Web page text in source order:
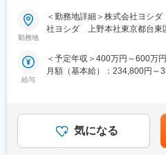
・PL（Pathology Lab）：病理
・NPC（Near Patient Care）
データ可視化、ダッシュボー
で活躍いただくことを期待して
バー2名の体制です。少数精鋭
と日常的に接点を持ちながら
またまたFinance & Supply
ど社員想いの制度多数で、離
医院という空間ごと変えてい
部門を設立し、図面作成をはじ
・クライアントとの打合せ
・レイアウト図面作成
・イメージＣＧ作成提案
勤務地
＜勤務地詳細＞株式会社ヨシ
社ヨシダ 上野本社東京都台東
範囲：会社の定める事業所
給与
＜予定年収＞400万円～600万
月額（基本給）：234,800円～
定します。■賞与：基本給の
でも目安の金額であり、選考
す。月給(月額)は固定手当を含
気になる